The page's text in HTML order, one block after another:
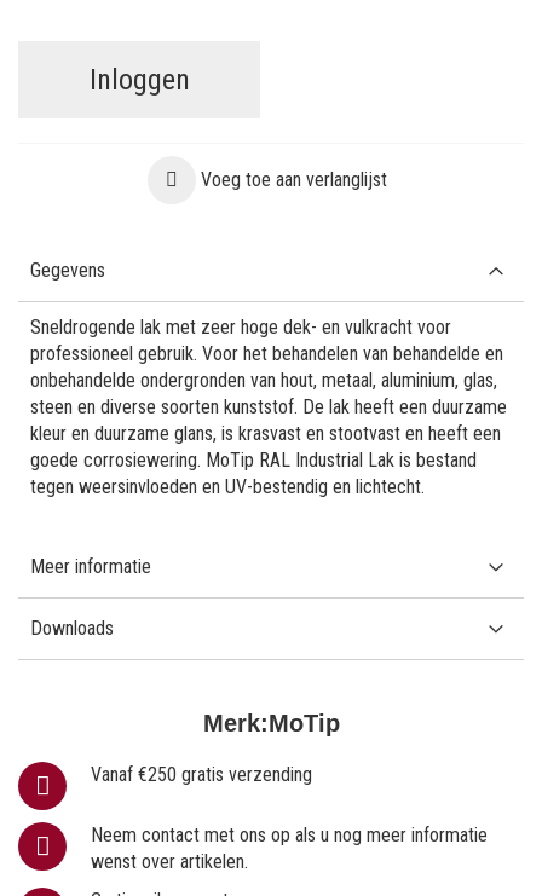
Inloggen
Voeg toe aan verlanglijst
Merk:MoTip
Vanaf €250 gratis verzending
Neem contact met ons op als u nog meer informatie
wenst over artikelen.
Gegevens
Sneldrogende lak met zeer hoge dek- en vulkracht voor
professioneel gebruik. Voor het behandelen van behandelde en
onbehandelde ondergronden van hout, metaal, aluminium, glas,
steen en diverse soorten kunststof. De lak heeft een duurzame
kleur en duurzame glans, is krasvast en stootvast en heeft een
goede corrosiewering. MoTip RAL Industrial Lak is bestand
tegen weersinvloeden en UV-bestendig en lichtecht.
Meer informatie
Downloads